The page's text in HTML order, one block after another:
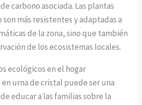
carbono asociada. Las plantas
más resistentes y adaptadas a
de la zona, sino que también
de los ecosistemas locales.
ecológicos en el hogar
urna de cristal puede ser una
educar a las familias sobre la